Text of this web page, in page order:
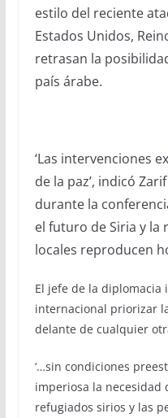
estilo del reciente
Estados Unidos,
retrasan la
país árabe.
‘Las intervenciones
de la paz’, indicó
durante la
el futuro de Siria y la
locales reproducen
El jefe de la
internacional priorizar
delante de cualquier
‘…sin condiciones
imperiosa la necesidad
refugiados sirios y las